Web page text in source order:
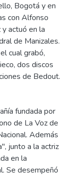
Bogotá y en
con Alfonso
actuó en la
de Manizales.
cual grabó,
dos discos
de Bedout.
fundada por
de La Voz de
Además
junto a la actriz
en la
Se desempeñó